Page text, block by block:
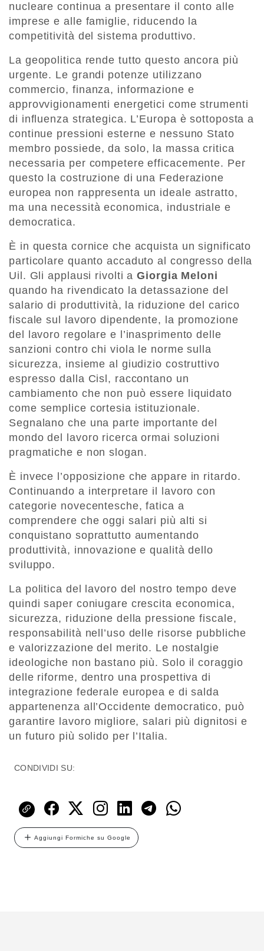
nucleare continua a presentare il conto alle
imprese e alle famiglie, riducendo la
competitività del sistema produttivo.
La geopolitica rende tutto questo ancora più
urgente. Le grandi potenze utilizzano
commercio, finanza, informazione e
approvvigionamenti energetici come strumenti
di influenza strategica. L’Europa è sottoposta a
continue pressioni esterne e nessuno Stato
membro possiede, da solo, la massa critica
necessaria per competere efficacemente. Per
questo la costruzione di una Federazione
europea non rappresenta un ideale astratto,
ma una necessità economica, industriale e
democratica.
È in questa cornice che acquista un significato
particolare quanto accaduto al congresso della
Uil. Gli applausi rivolti aGiorgia Meloni
quando ha rivendicato la detassazione del
salario di produttività, la riduzione del carico
fiscale sul lavoro dipendente, la promozione
del lavoro regolare e l’inasprimento delle
sanzioni contro chi viola le norme sulla
sicurezza, insieme al giudizio costruttivo
espresso dalla Cisl, raccontano un
cambiamento che non può essere liquidato
come semplice cortesia istituzionale.
Segnalano che una parte importante del
mondo del lavoro ricerca ormai soluzioni
pragmatiche e non slogan.
È invece l’opposizione che appare in ritardo.
Continuando a interpretare il lavoro con
categorie novecentesche, fatica a
comprendere che oggi salari più alti si
conquistano soprattutto aumentando
produttività, innovazione e qualità dello
sviluppo.
La politica del lavoro del nostro tempo deve
quindi saper coniugare crescita economica,
sicurezza, riduzione della pressione fiscale,
responsabilità nell’uso delle risorse pubbliche
e valorizzazione del merito. Le nostalgie
ideologiche non bastano più. Solo il coraggio
delle riforme, dentro una prospettiva di
integrazione federale europea e di salda
appartenenza all’Occidente democratico, può
garantire lavoro migliore, salari più dignitosi e
un futuro più solido per l’Italia.
CONDIVIDI SU:
Aggiungi Formiche su Google